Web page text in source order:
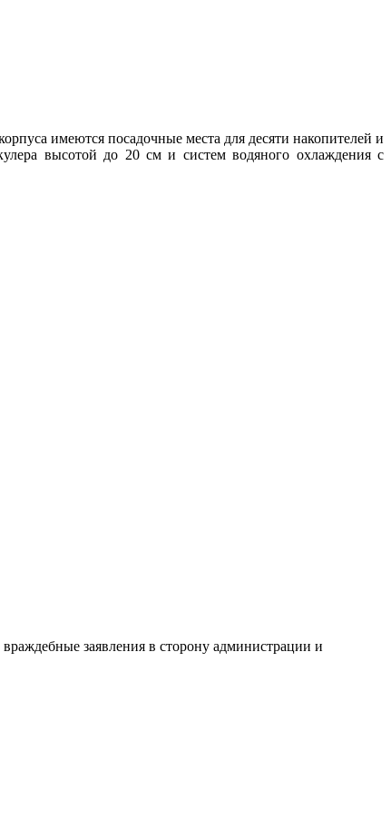
имеются посадочные места для десяти накопителей и
высотой до 20 см и систем водяного охлаждения с
заявления в сторону администрации и